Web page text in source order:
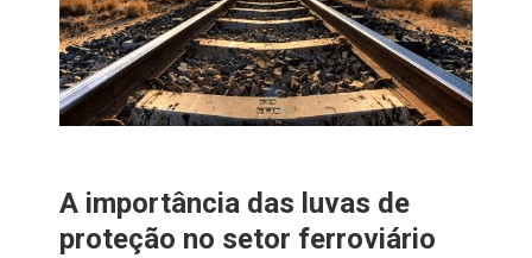
A importância das luvas de
proteção no setor ferroviário